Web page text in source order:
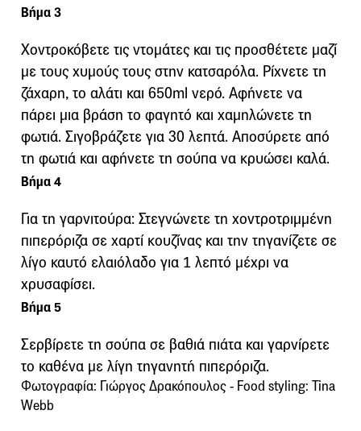
Βήμα 3
Χοντροκόβετε τις ντομάτες και τις προσθέτετε μαζί
με τους χυμούς τους στην κατσαρόλα. Ρίχνετε τη
ζάχαρη, το αλάτι και 650ml νερό. Αφήνετε να
πάρει μια βράση το φαγητό και χαμηλώνετε τη
φωτιά. Σιγοβράζετε για 30 λεπτά. Αποσύρετε από
τη φωτιά και αφήνετε τη σούπα να κρυώσει καλά.
Βήμα 4
Για τη γαρνιτούρα: Στεγνώνετε τη χοντροτριμμένη
πιπερόριζα σε χαρτί κουζίνας και την τηγανίζετε σε
λίγο καυτό ελαιόλαδο για 1 λεπτό μέχρι να
χρυσαφίσει.
Βήμα 5
Σερβίρετε τη σούπα σε βαθιά πιάτα και γαρνίρετε
το καθένα με λίγη τηγανητή πιπερόριζα.
Φωτογραφία: Γιώργος Δρακόπουλος - Food styling: Tina
Webb